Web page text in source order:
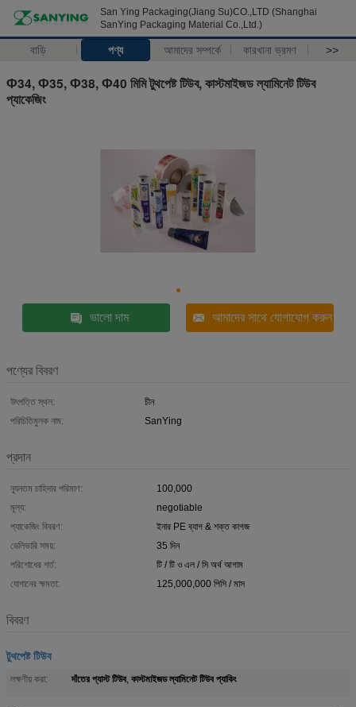
San Ying Packaging(Jiang Su)CO.,LTD (Shanghai
SanYing Packaging Material Co.,Ltd.)
বাড়ি পণ্য আমাদের সম্পর্কে কারখানা ভ্রমণ >>
Ф34, Ф35, Ф38, Ф40 মিমি টুথপেষ্ট টিউব, কাস্টমাইজড ল্যামিনেট টিউব
প্যাকেজিং
ভালো দাম আমাদের সাথে যোগাযোগ করুন
পণ্যের বিবরণ
উৎপত্তি স্থল:
চীন
পরিচিতিমুলক নাম:
SanYing
প্রদান
ন্যূনতম চাহিদার পরিমাণ:
100,000
মূল্য:
negotiable
প্যাকেজিং বিবরণ:
ইনার PE ব্যাগ & শক্ত কাগজ
ডেলিভারি সময়:
35 দিন
পরিশোধের শর্ত:
টি / টি ও এল / সি অর্থ আগাম
যোগানের ক্ষমতা:
125,000,000 পিসি / মাস
বিবরণ
টুথপেষ্ট টিউব
লক্ষণীয় করা: দাঁতের প্যাস্ট টিউব, কাস্টমাইজড ল্যামিনেট টিউব প্যাকিং